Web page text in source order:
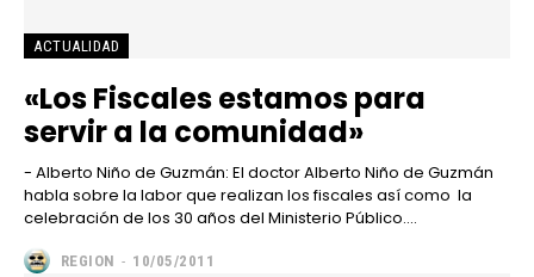
ACTUALIDAD
«Los Fiscales estamos para
servir a la comunidad»
- Alberto Niño de Guzmán: El doctor Alberto Niño de Guzmán
habla sobre la labor que realizan los fiscales así como la
celebración de los 30 años del Ministerio Público....
REGION - 10/05/2011